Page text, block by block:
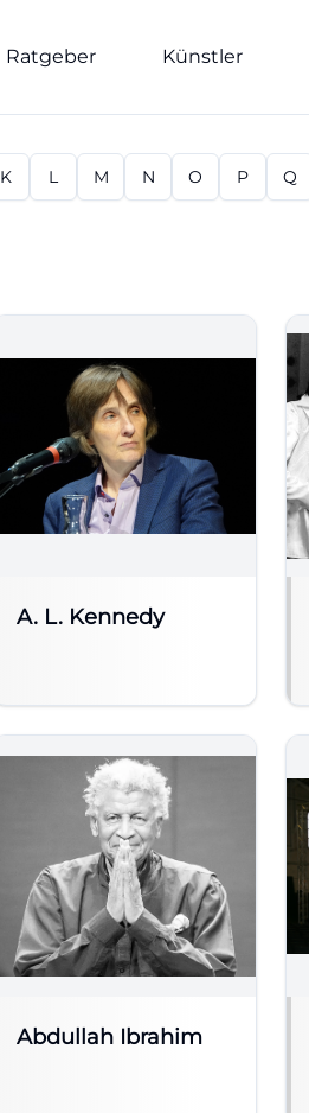
Ratgeber Künstler
K L M N O P Q
A. L. Kennedy
Abdullah Ibrahim